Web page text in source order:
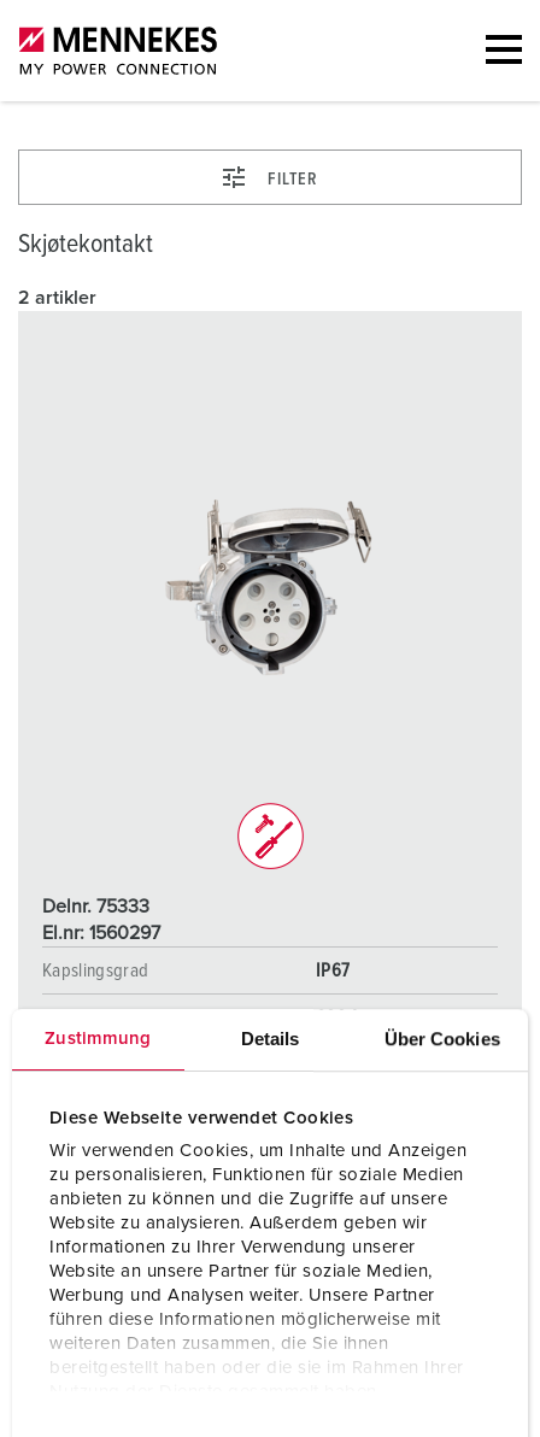
Zustimmung Details Über Cookies
Diese Webseite verwendet Cookies
Wir verwenden Cookies, um Inhalte und Anzeigen
zu personalisieren, Funktionen für soziale Medien
anbieten zu können und die Zugriffe auf unsere
Website zu analysieren. Außerdem geben wir
Informationen zu Ihrer Verwendung unserer
Website an unsere Partner für soziale Medien,
Werbung und Analysen weiter. Unsere Partner
führen diese Informationen möglicherweise mit
weiteren Daten zusammen, die Sie ihnen
bereitgestellt haben oder die sie im Rahmen Ihrer
FILTER
Skjøtekontakt
2 artikler
Delnr. 75333
El.nr: 1560297
Kapslingsgrad
IP67
Volt 400 V
Tilkoblingsmåte skrukontakt
Kontakt standard
NAAR HET PRODUCT